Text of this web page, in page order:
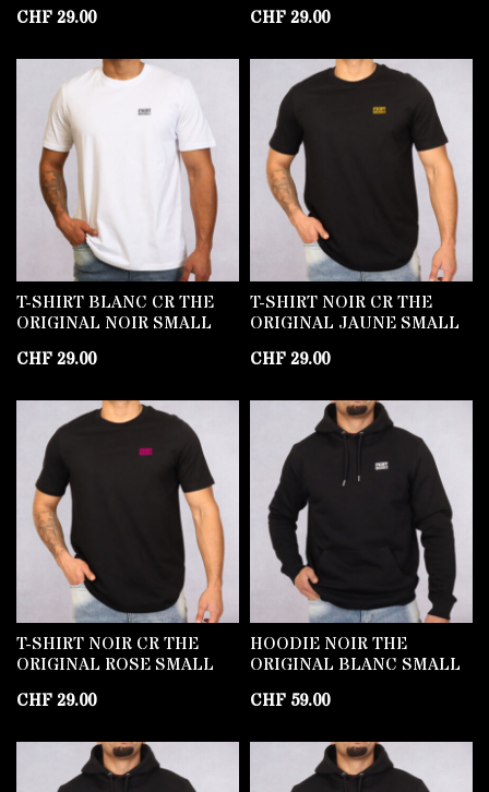
CHF29.00
CHF29.00
T-SHIRT BLANC CR THE
ORIGINAL NOIR SMALL
CHF29.00
T-SHIRT NOIR CR THE
ORIGINAL JAUNE SMALL
CHF29.00
T-SHIRT NOIR CR THE
ORIGINAL ROSE SMALL
CHF29.00
HOODIE NOIR THE
ORIGINAL BLANC SMALL
CHF 59.00